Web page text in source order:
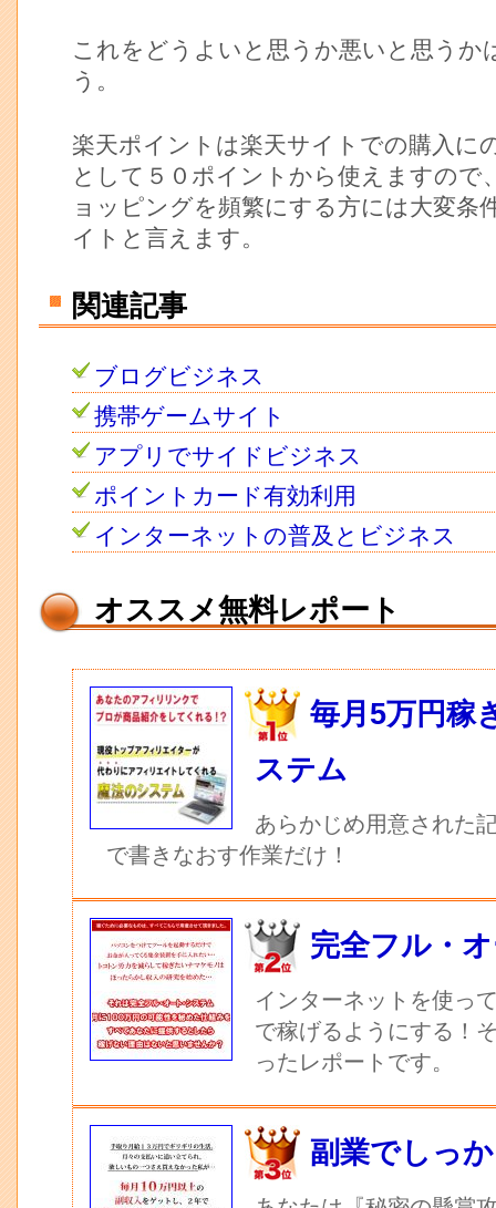
これをどうよいと思うか悪いと思うか
う。
楽天ポイントは楽天サイトでの購入に
として５０ポイントから使えますので
ョッピングを頻繁にする方には大変条
イトと言えます。
関連記事
ブログビジネス
携帯ゲームサイト
アプリでサイドビジネス
ポイントカード有効利用
インターネットの普及とビジネス
オススメ無料レポート
毎月5万円稼
ステム
あらかじめ用意された
で書きなおす作業だけ！
完全フル・
インターネットを使っ
で稼げるようにする！
ったレポートです。
副業でしっ